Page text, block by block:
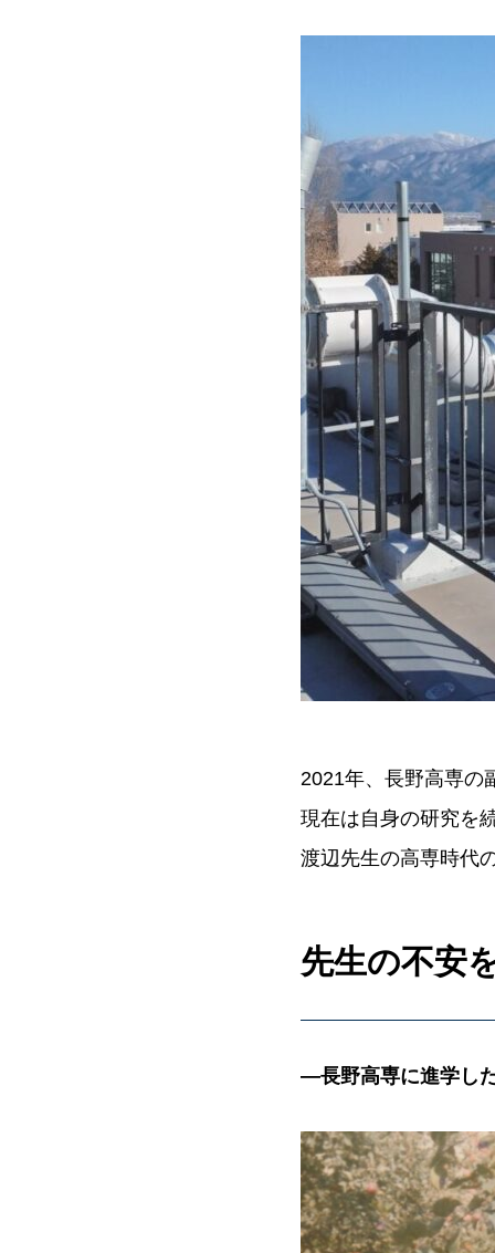
2021年、長野高専の
現在は自身の研究を
渡辺先生の高専時代
先生の不安
―長野高専に進学し